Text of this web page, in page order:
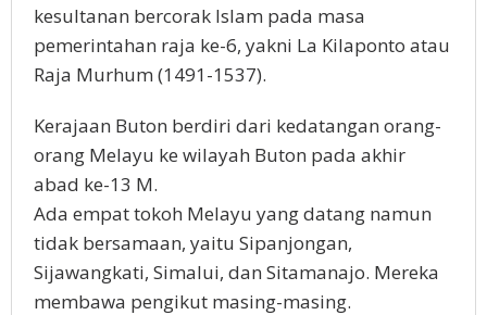
kesultanan bercorak Islam pada masa
pemerintahan raja ke-6, yakni La Kilaponto atau
Raja Murhum (1491-1537).
Kerajaan Buton berdiri dari kedatangan orang-
orang Melayu ke wilayah Buton pada akhir
abad ke-13 M.
Ada empat tokoh Melayu yang datang namun
tidak bersamaan, yaitu Sipanjongan,
Sijawangkati, Simalui, dan Sitamanajo. Mereka
membawa pengikut masing-masing.